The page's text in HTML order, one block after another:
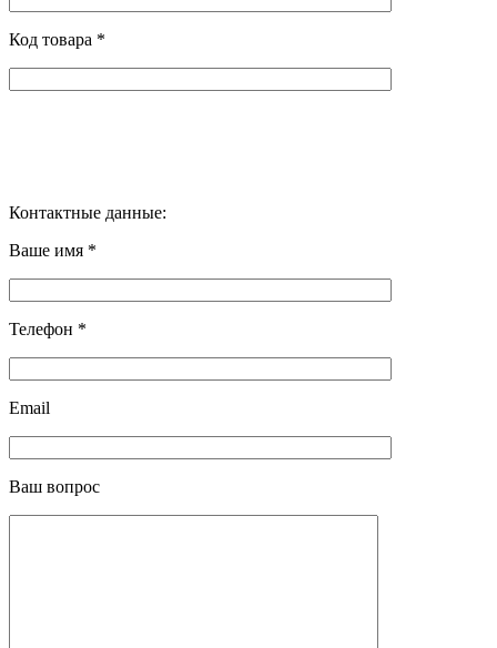
Код товара *
Контактные данные:
Ваше имя *
Телефон *
Email
Ваш вопрос